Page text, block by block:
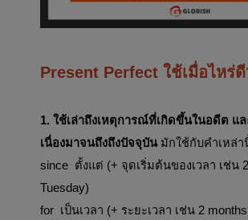
Present Perfect ใช้เมื่อไหร่
1. ใช้เล่าถึงเหตุการณ์ที่เกิดขึ้นในอดีต แ
เนื่องมาจนถึงถึงปัจจุบัน มักใช้กับคำเหล่า
since  ตั้งแต่ (+ จุดเริ่มต้นของเวลา เช่น
Tuesday)
for  เป็นเวลา (+ ระยะเวลา เช่น 2